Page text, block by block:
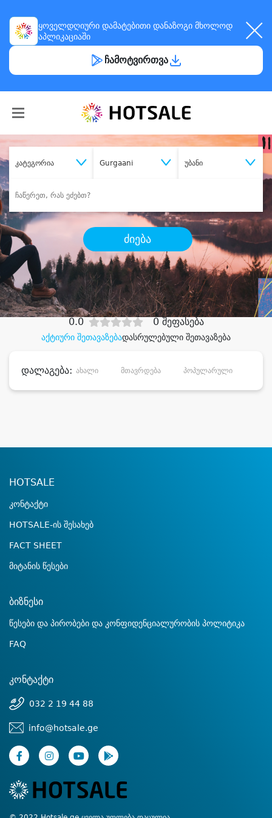
ყოველდღიური დამატებითი დანაზოგი მხოლოდ
აპლიკაციაში
ჩამოტვირთვა
კატეგორია Gurgaani უბანი
ძიება
შეიძინესასურველი მომსახურება
დიდი დანაზოგით
აქტიური შეთავაზებადასრულებული შეთავაზება
0.0 0 შეფასება
დალაგება: ახალი მთავრდება პოპულარული
HOTSALE
კონტაქტი
HOTSALE-ის შესახებ
FACT SHEET
მიტანის წესები
ბიზნესი
წესები და პირობები და კონფიდენციალურობის პოლიტიკა
FAQ
კონტაქტი
032 2 19 44 88
info@hotsale.ge